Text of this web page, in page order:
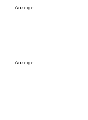
Anzeige
Anzeige